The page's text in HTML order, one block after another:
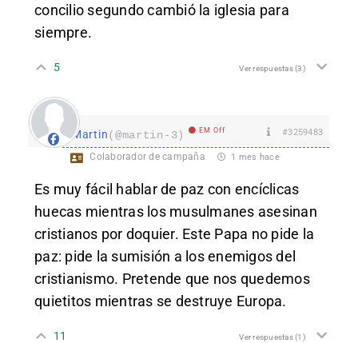
concilio segundo cambió la iglesia para
siempre.
5 Ver respuestas(3)
Martin(@martin-3) EM Off #3259483
Colaborador de campaña 1 mes hace
Es muy fácil hablar de paz con encíclicas
huecas mientras los musulmanes asesinan
cristianos por doquier. Este Papa no pide la
paz: pide la sumisión a los enemigos del
cristianismo. Pretende que nos quedemos
quietitos mientras se destruye Europa.
11 Ver respuestas(1)